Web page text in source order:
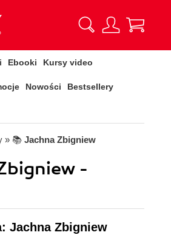
Ebooki Kursy video
Nowości Bestsellery
» 📚 Jachna Zbigniew
-
Jachna Zbigniew